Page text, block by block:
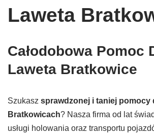
Laweta
Całodobowa Pomoc
Laweta Bratkowice
Szukasz sprawdzonej i taniej pomocy
Bratkowicach? Nasza firma od lat
usługi holowania oraz transportu